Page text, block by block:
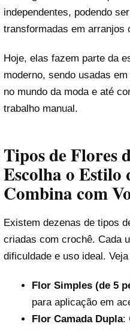
independentes, podendo
transformadas em arranjos
Hoje, elas fazem parte da
moderno, sendo usadas
no mundo da moda e até
trabalho manual.
Tipos de Flores
Escolha o Estilo
Combina com
Existem dezenas de tipos
criadas com crochê. Cada
dificuldade e uso ideal.
Flor Simples (de 5
para aplicação em
Flor Camada Dupla: